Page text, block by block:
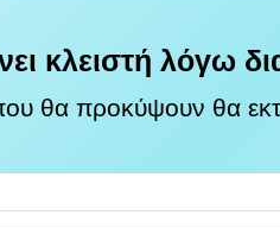
κλειστή λόγω
θα προκύψουν θα